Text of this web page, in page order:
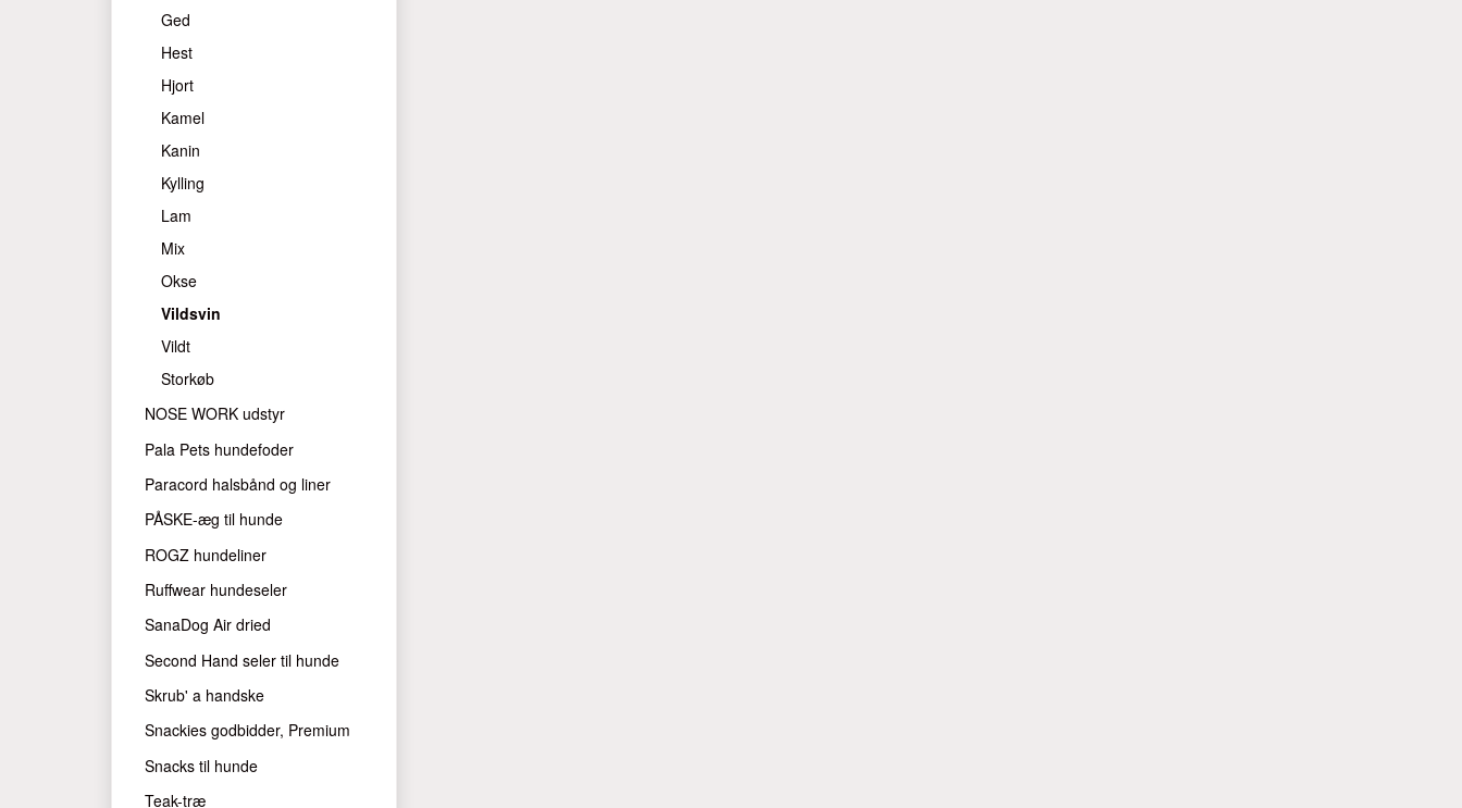
Ged
Hest
Hjort
Kamel
Kanin
Kylling
Lam
Mix
Okse
Vildsvin
Vildt
Storkøb
NOSE WORK udstyr
Pala Pets hundefoder
Paracord halsbånd og liner
PÅSKE-æg til hunde
ROGZ hundeliner
Ruffwear hundeseler
SanaDog Air dried
Second Hand seler til hunde
Skrub' a handske
Snackies godbidder, Premium
Snacks til hunde
Teak-træ